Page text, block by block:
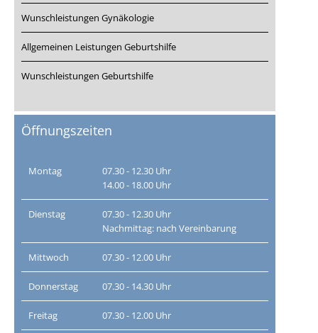
Wunschleistungen Gynäkologie
Allgemeinen Leistungen Geburtshilfe
Wunschleistungen Geburtshilfe
Öffnungszeiten
Montag
07.30 - 12.30 Uhr
14.00 - 18.00 Uhr
Dienstag
07.30 - 12.30 Uhr
Nachmittag: nach Vereinbarung
Mittwoch 07.30 - 12.00 Uhr
Donnerstag 07.30 - 14.30 Uhr
Freitag 07.30 - 12.00 Uhr